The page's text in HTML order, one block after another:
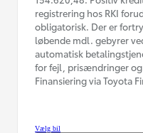
registrering hos RKI
obligatorisk. Der er
løbende mdl. gebyrer
automatisk
for fejl, prisændringer og
Finansiering via Toyota
Vælg bil